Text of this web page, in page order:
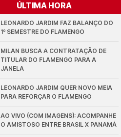
ÚLTIMA HORA
LEONARDO JARDIM FAZ BALANÇO DO
1º SEMESTRE DO FLAMENGO
MILAN BUSCA A CONTRATAÇÃO DE
TITULAR DO FLAMENGO PARA A
JANELA
LEONARDO JARDIM QUER NOVO MEIA
PARA REFORÇAR O FLAMENGO
AO VIVO (COM IMAGENS): ACOMPANHE
O AMISTOSO ENTRE BRASIL X PANAMÁ